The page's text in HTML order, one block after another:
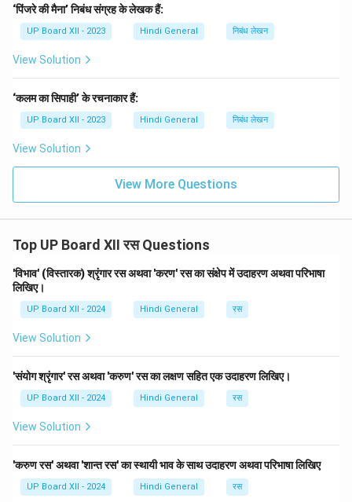
‘पिंजरे की मैना’ निबंध संग्रह के लेखक हैं:
UP Board XII - 2023 Hindi General निबंध लेखन
View Solution
‘कलम का सिपाही’ के रचनाकार हैं:
UP Board XII - 2023 Hindi General निबंध लेखन
View Solution
View More Questions
Top UP Board XII रस Questions
'विभाव' (विस्तारक) श्रृंगार रस अथवा 'करण' रस का संक्षेप में उदाहरण अथवा परिभाषा
लिखिए।
UP Board XII - 2024 Hindi General रस
View Solution
'संयोग श्रृंगार' रस अथवा 'करुण' रस का लक्षण सहित एक उदाहरण लिखिए।
UP Board XII - 2024 Hindi General रस
View Solution
'करुण रस' अथवा 'शान्त रस' का स्थायी भाव के साथ उदाहरण अथवा परिभाषा लिखिए
UP Board XII - 2024 Hindi General रस